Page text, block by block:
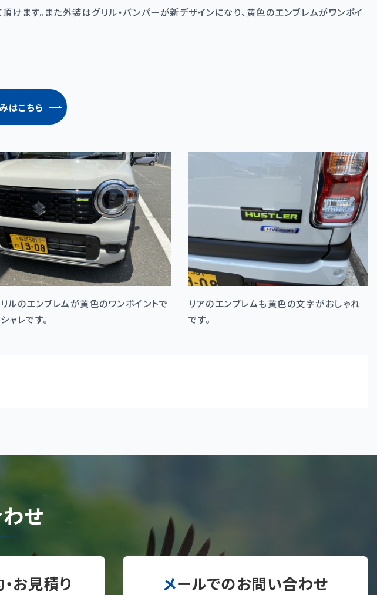
ます。また外装はグリル・バンパーが新デザインになり、黄色のエンブレムがワンポイ
はこちら
ルのエンブレムが黄色のワンポイントで
ャレです。
リアのエンブレムも黄色の文字がおしゃれ
です。
せ
お見積り メールでのお問い合わせ